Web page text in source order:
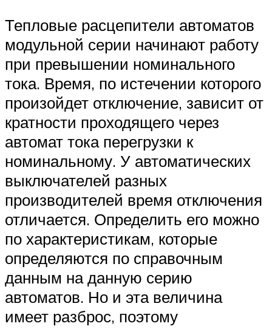
Тепловые расцепители автоматов
модульной серии начинают работу
при превышении номинального
тока. Время, по истечении которого
произойдет отключение, зависит от
кратности проходящего через
автомат тока перегрузки к
номинальному. У автоматических
выключателей разных
производителей время отключения
отличается. Определить его можно
по характеристикам, которые
определяются по справочным
данным на данную серию
автоматов. Но и эта величина
имеет разброс, поэтому